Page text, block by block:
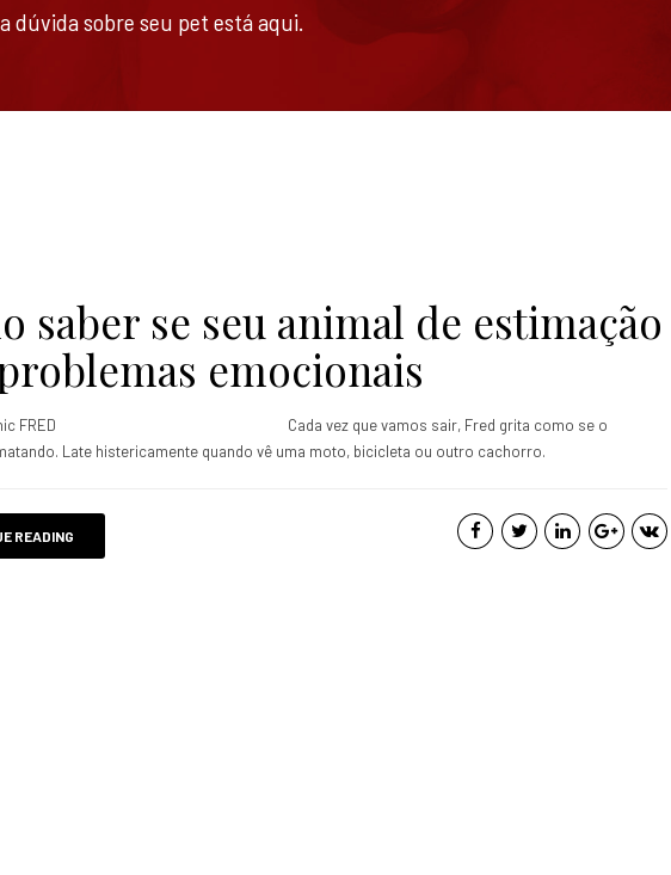
dúvida sobre seu pet está aqui.
saber se seu animal de estimação
emocionais
Cada vez que vamos sair, Fred grita como se o
Late histericamente quando vê uma moto, bicicleta ou outro cachorro.
READING